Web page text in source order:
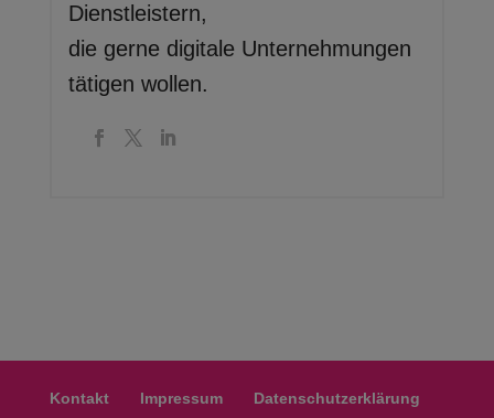
Dienstleistern,
die gerne digitale Unternehmungen
tätigen wollen.
Kontakt Impressum Datenschutzerklärung